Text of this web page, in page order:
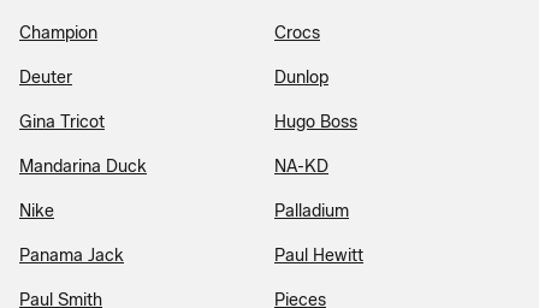
Champion Crocs
Deuter Dunlop
Gina Tricot Hugo Boss
Mandarina Duck NA-KD
Nike Palladium
Panama Jack Paul Hewitt
Paul Smith Pieces